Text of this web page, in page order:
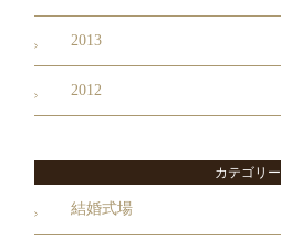
2013
2012
カテゴリー
結婚式場